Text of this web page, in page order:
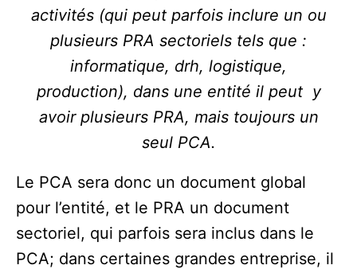
activités (qui peut parfois inclure un ou
plusieurs PRA sectoriels tels que :
informatique, drh, logistique,
production), dans une entité il peut y
avoir plusieurs PRA, mais toujours un
seul PCA.
Le PCA sera donc un document global
pour l’entité, et le PRA un document
sectoriel, qui parfois sera inclus dans le
PCA; dans certaines grandes entreprise, il